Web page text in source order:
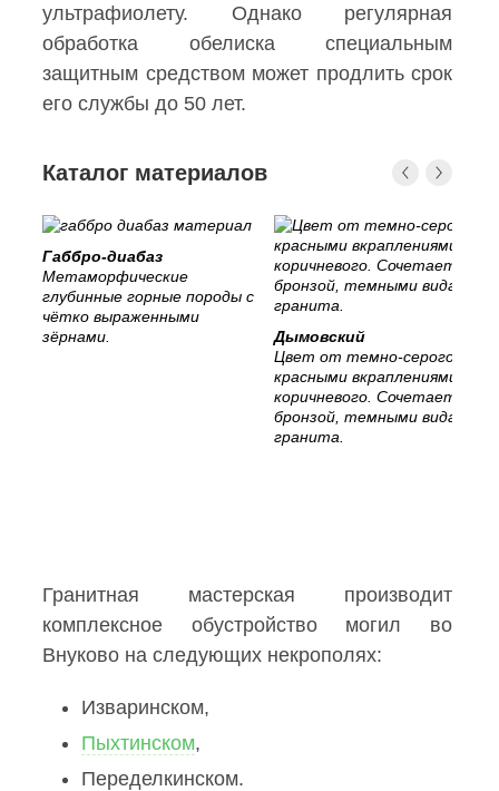
ультрафиолету. Однако регулярная
обработка обелиска специальным
защитным средством может продлить срок
его службы до 50 лет.
Каталог материалов
Габбро-диабаз
Метаморфические
глубинные горные породы с
чётко выраженными
зёрнами.
Дымовский
Цвет от темно-серого с
красными вкраплениями, до
коричневого. Сочетается с
бронзой, темными видами
гранита.
Гранитная мастерская производит
комплексное обустройство могил во
Внуково на следующих некрополях:
Изваринском,
Пыхтинском,
Переделкинском.